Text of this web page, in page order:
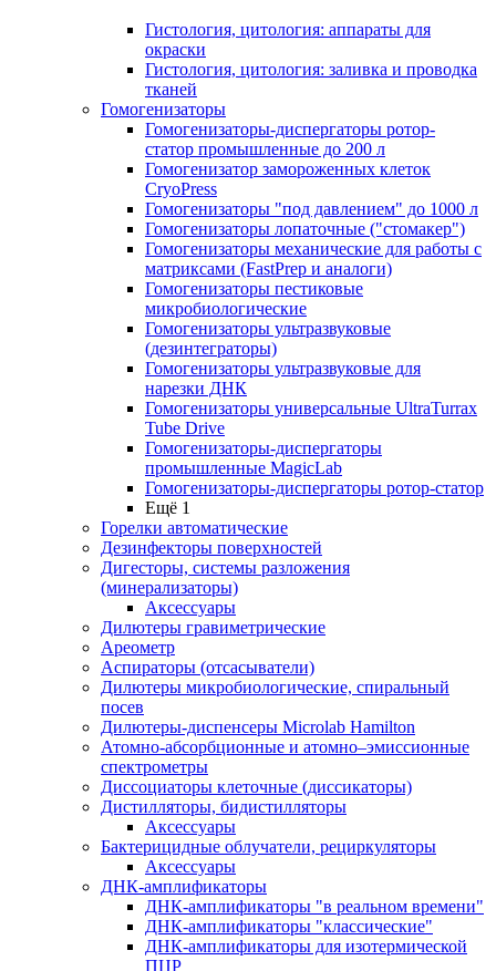
Гистология, цитология: аппараты для
окраски
Гистология, цитология: заливка и проводка
тканей
Гомогенизаторы
Гомогенизаторы-диспергаторы ротор-
статор промышленные до 200 л
Гомогенизатор замороженных клеток
CryoPress
Гомогенизаторы "под давлением" до 1000 л
Гомогенизаторы лопаточные ("стомакер")
Гомогенизаторы механические для работы с
матриксами (FastPrep и аналоги)
Гомогенизаторы пестиковые
микробиологические
Гомогенизаторы ультразвуковые
(дезинтеграторы)
Гомогенизаторы ультразвуковые для
нарезки ДНК
Гомогенизаторы универсальные UltraTurrax
Tube Drive
Гомогенизаторы-диспергаторы
промышленные MagicLab
Гомогенизаторы-диспергаторы ротор-статор
Ещё 1
Горелки автоматические
Дезинфекторы поверхностей
Дигесторы, системы разложения
(минерализаторы)
Аксессуары
Дилютеры гравиметрические
Ареометр
Аспираторы (отсасыватели)
Дилютеры микробиологические, спиральный
посев
Дилютеры-диспенсеры Microlab Hamilton
Атомно-абсорбционные и атомно–эмиссионные
спектрометры
Диссоциаторы клеточные (диссикаторы)
Дистилляторы, бидистилляторы
Аксессуары
Бактерицидные облучатели, рециркуляторы
Аксессуары
ДНК-амплификаторы
ДНК-амплификаторы "в реальном времени"
ДНК-амплификаторы "классические"
ДНК-амплификаторы для изотермической
ПЦР